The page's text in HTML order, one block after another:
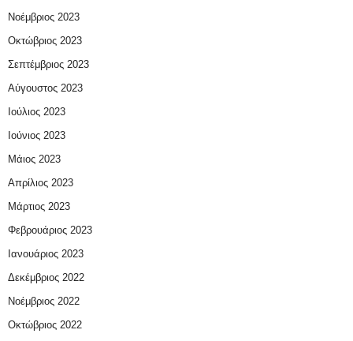
Νοέμβριος 2023
Οκτώβριος 2023
Σεπτέμβριος 2023
Αύγουστος 2023
Ιούλιος 2023
Ιούνιος 2023
Μάιος 2023
Απρίλιος 2023
Μάρτιος 2023
Φεβρουάριος 2023
Ιανουάριος 2023
Δεκέμβριος 2022
Νοέμβριος 2022
Οκτώβριος 2022